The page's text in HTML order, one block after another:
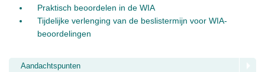
Praktisch beoordelen in de WIA
Tijdelijke verlenging van de beslistermijn voor WIA-
beoordelingen
Aandachtspunten